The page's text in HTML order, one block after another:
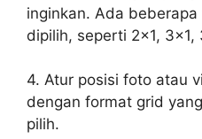
inginkan. Ada
dipilih, seperti 2×1,
4. Atur posisi foto atau
dengan format grid
pilih.